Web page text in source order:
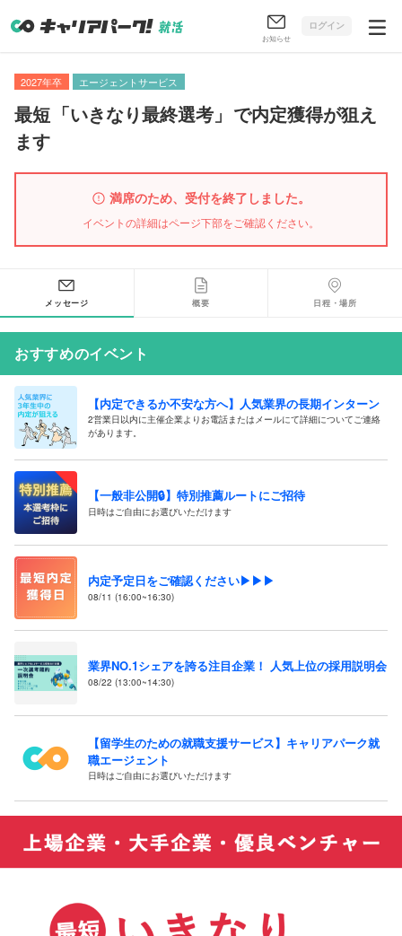
お知らせ
ログイン
2027年卒 エージェントサービス
最短 「いきなり最終選考 」 で内定獲得が狙え
ます
満席のため、受付を終了しました。
イベントの詳細はページ下部をご確認ください。
メッセージ 概要 日程・場所
おすすめのイベント
【内定できるか不安な方へ】人気業界の長期インターン
2営業日以内に主催企業よりお電話またはメールにて詳細についてご連絡
があります。
【一般非公開🔒️】特別推薦ルートにご招待
日時はご自由にお選びいただけます
内定予定日をご確認ください▶▶▶
08/11 (16:00~16:30)
業界NO.1シェアを誇る注目企業！ 人気上位の採用説明会
08/22 (13:00~14:30)
【留学生のための就職支援サービス】キャリアパーク就
職エージェント
日時はご自由にお選びいただけます